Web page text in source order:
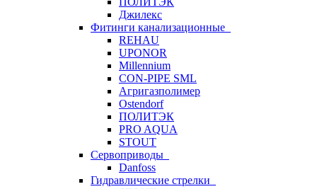
Джилекс
Фитинги канализационные
REHAU
UPONOR
Millennium
CON-PIPE SML
Агригазполимер
Ostendorf
ПОЛИТЭК
PRO AQUA
STOUT
Сервоприводы
Danfoss
Гидравлические стрелки